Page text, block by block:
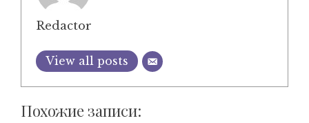
Redactor
View all posts
Похожие записи: